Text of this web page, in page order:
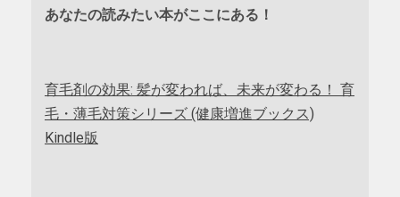
あなたの読みたい本がここにある！
育毛剤の効果: 髪が変われば、未来が変わる！ 育
毛・薄毛対策シリーズ (健康増進ブックス)
Kindle版